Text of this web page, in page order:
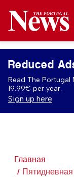
Reduced
Read The
19.99€ per year.
Sign up here
Главная
Пятидневная